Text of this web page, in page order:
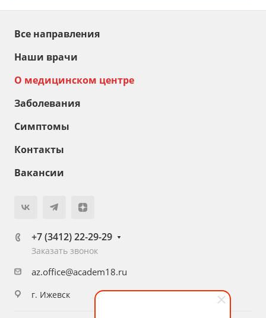
Все направления
Наши врачи
О медицинском центре
Заболевания
Симптомы
Контакты
Вакансии
+7 (3412) 22-29-29
Заказать звонок
az.office@academ18.ru
г. Ижевск